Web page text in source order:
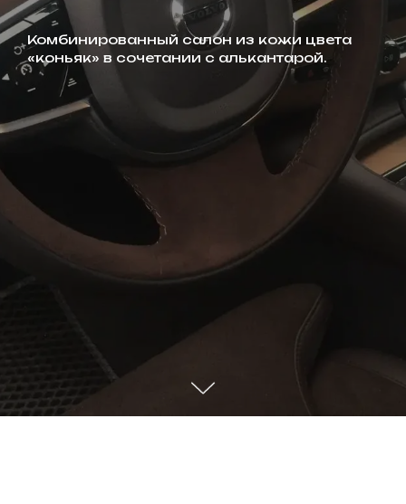
Комбинированный салон из кожи цвета
«коньяк» в сочетании с алькантарой.